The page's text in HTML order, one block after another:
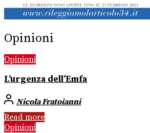
Opinioni
Opinioni
L’urgenza dell’Emfa
Nicola Fratoianni
Read more
Opinioni